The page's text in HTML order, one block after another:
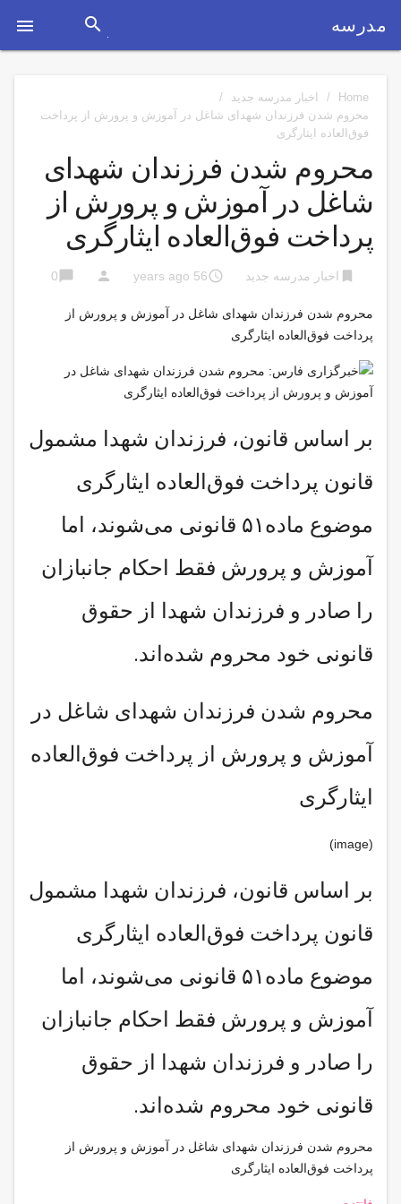
 مدرسه search
Home
/ اخبار مدرسه جدید
/
محروم شدن فرزندان شهدای شاغل در آموزش و پرورش از پرداخت
فوق‌العاده ایثارگری
محروم شدن فرزندان شهدای
شاغل در آموزش و پرورش از
پرداخت فوق‌العاده ایثارگری
bookmark اخبار مدرسه جدید access_time
56 years ago
person
chat_bubble
0
محروم شدن فرزندان شهدای شاغل در آموزش و پرورش از
پرداخت فوق‌العاده ایثارگری
بر اساس قانون، فرزندان شهدا مشمول
قانون پرداخت فوق‌العاده ایثارگری
موضوع ماده۵۱ قانونی می‌شوند، اما
آموزش و پرورش فقط احکام جانبازان
را صادر و فرزندان شهدا از حقوق
قانونی خود محروم شده‌اند.
محروم شدن فرزندان شهدای شاغل در
آموزش و پرورش از پرداخت فوق‌العاده
ایثارگری
(image)
بر اساس قانون، فرزندان شهدا مشمول
قانون پرداخت فوق‌العاده ایثارگری
موضوع ماده۵۱ قانونی می‌شوند، اما
آموزش و پرورش فقط احکام جانبازان
را صادر و فرزندان شهدا از حقوق
قانونی خود محروم شده‌اند.
محروم شدن فرزندان شهدای شاغل در آموزش و پرورش از
پرداخت فوق‌العاده ایثارگری